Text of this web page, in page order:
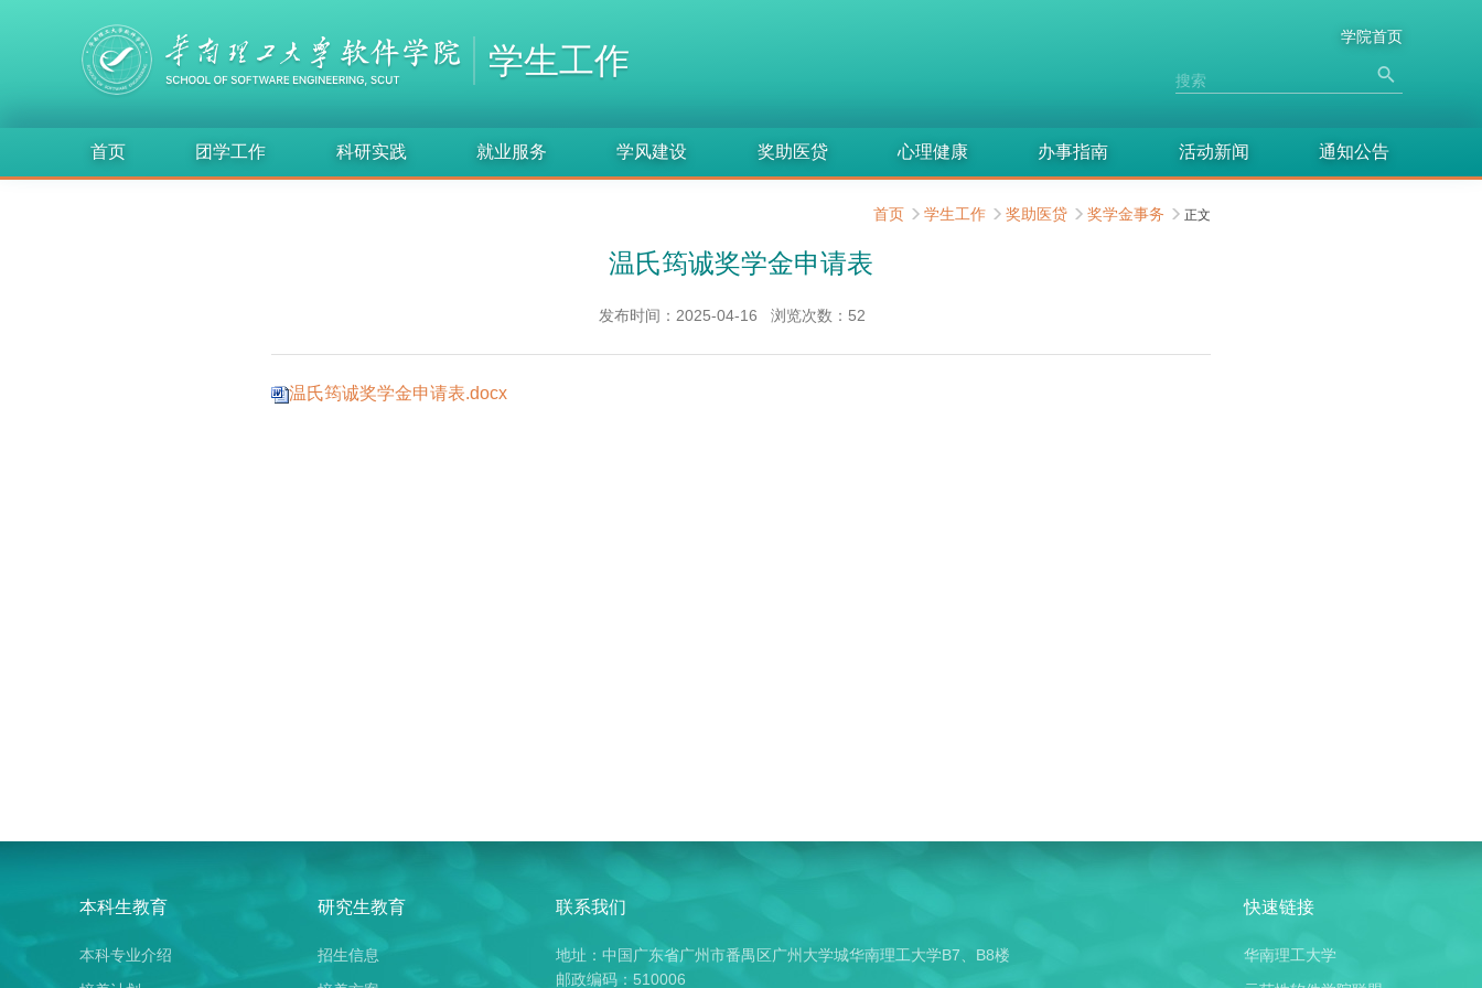
学生工作
学院首页
首页 团学工作 科研实践 就业服务 学风建设 奖助医贷 心理健康 办事指南 活动新闻 通知公告
首页 学生工作 奖助医贷 奖学金事务 正文
温氏筠诚奖学金申请表
发布时间：2025-04-16 浏览次数： 52
温氏筠诚奖学金申请表.docx
本科生教育
本科专业介绍
研究生教育
招生信息
联系我们
地址：中国广东省广州市番禺区广州大学城华南理工大学B7、B8楼
邮政编码：510006
快速链接
华南理工大学